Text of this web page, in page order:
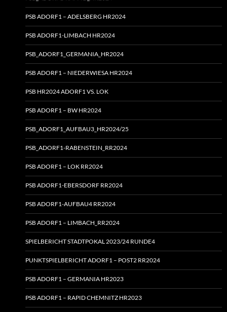
PSB ADORF1 – ADELSBERG HR2024
PSB ADORF1-LIMBACH HR2024
PSB_ADORF1_GERMANIA_HR2024
PSB ADORF1 – NIEDERWIESA HR2024
PSB HR2024 ADORF1 VS. LOK
PSB ADORF1 – BW HR2024
PSB_ADORF1_AUFBAU3_HR2024/25
PSB_ADORF1-RABENSTEIN_RR2024
PSB ADORF1 – LOK RR2024
PSB ADORF1-EBERSDORF RR2024
PSB ADORF1-AUFBAU4 RR2024
PSB ADORF1 – LIMBACH_RR2024
SPIELBERICHT STADTPOKAL 2023/24 RUNDE4
PUNKTSPIELBERICHT ADORF1 – POST2 RR2024
PSB ADORF1 – GERMANIA HR2023
PSB ADORF1 – RAPID CHEMNITZ HR2023